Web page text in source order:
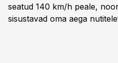
seatud 140 km/h peale,
sisustavad oma aega